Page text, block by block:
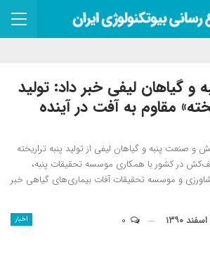
و گیاهان لیفی خبر داد: تولید
مقاوم به آفت در آینده
صنعت پنبه و گیاهان لیفی از تولید پنبه تراریخته
در کشور با همکاری موسسه تحقیقات پنبه،
و موسسه تحقیقات آفات بیماری‌های گیاهی خبر
اخبار